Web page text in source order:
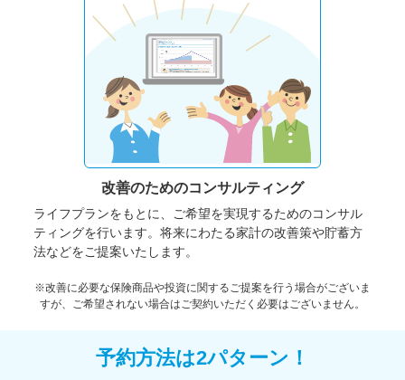
改善のためのコンサルティング
ライフプランをもとに、ご希望を実現するためのコンサル
ティングを行います。将来にわたる家計の改善策や貯蓄方
法などをご提案いたします。
※改善に必要な保険商品や投資に関するご提案を行う場合がございま
すが、ご希望されない場合はご契約いただく必要はございません。
予約方法は2パターン！